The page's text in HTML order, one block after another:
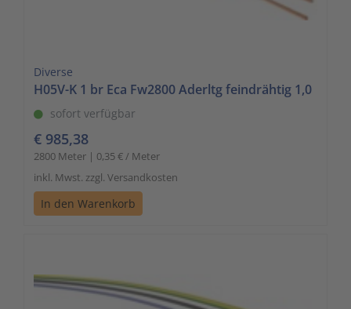
Diverse
H05V-K 1 br Eca Fw2800 Aderltg feindrähtig 1,0
sofort verfügbar
€ 985,38
2800 Meter | 0,35 € / Meter
inkl. Mwst. zzgl. Versandkosten
In den Warenkorb